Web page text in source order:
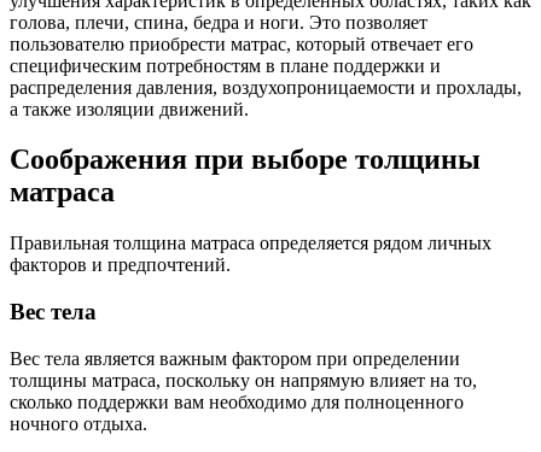
голова, плечи, спина, бедра и ноги. Это позволяет
пользователю приобрести матрас, который отвечает его
специфическим потребностям в плане поддержки и
распределения давления, воздухопроницаемости и прохлады,
а также изоляции движений.
Соображения при выборе толщины
матраса
Правильная толщина матраса определяется рядом личных
факторов и предпочтений.
Вес тела
Вес тела является важным фактором при определении
толщины матраса, поскольку он напрямую влияет на то,
сколько поддержки вам необходимо для полноценного
ночного отдыха.